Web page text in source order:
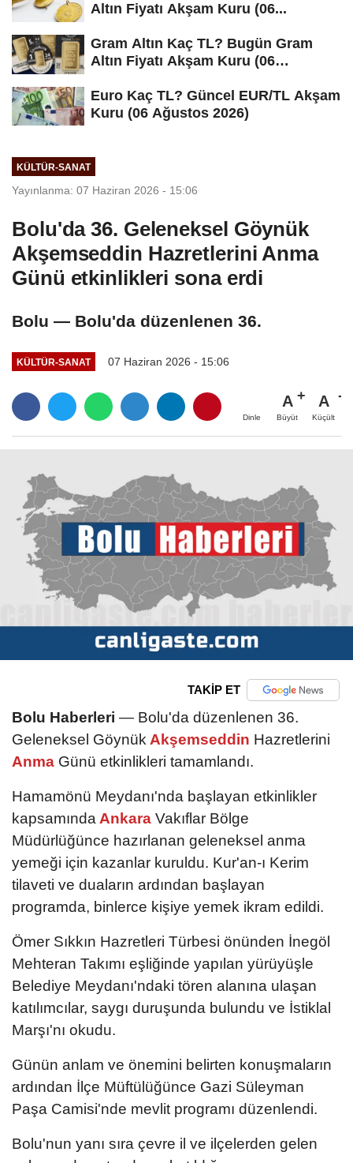
Altın Fiyatı Akşam Kuru (06...
Gram Altın Kaç TL? Bugün Gram
Altın Fiyatı Akşam Kuru (06
Euro Kaç TL? Güncel EUR/TL Akşam
Kuru (06 Ağustos 2026)
KÜLTÜR-SANAT
Yayınlanma: 07 Haziran 2026 - 15:06
Bolu'da 36. Geleneksel Göynük
Akşemseddin Hazretlerini Anma
Günü etkinlikleri sona erdi
Bolu — Bolu'da düzenlenen 36.
KÜLTÜR-SANAT 07 Haziran 2026 - 15:06
Dinle
A
Büyüt
A
Küçült
TAKİP ET
Bolu Haberleri — Bolu'da düzenlenen 36.
Geleneksel Göynük Akşemseddin Hazretlerini
Anma Günü etkinlikleri tamamlandı.
Hamamönü Meydanı'nda başlayan etkinlikler
kapsamında Ankara Vakıflar Bölge
Müdürlüğünce hazırlanan geleneksel anma
yemeği için kazanlar kuruldu. Kur'an-ı Kerim
tilaveti ve duaların ardından başlayan
programda, binlerce kişiye yemek ikram edildi.
Ömer Sıkkın Hazretleri Türbesi önünden İnegöl
Mehteran Takımı eşliğinde yapılan yürüyüşle
Belediye Meydanı'ndaki tören alanına ulaşan
katılımcılar, saygı duruşunda bulundu ve İstiklal
Marşı'nı okudu.
Günün anlam ve önemini belirten konuşmaların
ardından İlçe Müftülüğünce Gazi Süleyman
Paşa Camisi'nde mevlit programı düzenlendi.
Bolu'nun yanı sıra çevre il ve ilçelerden gelen